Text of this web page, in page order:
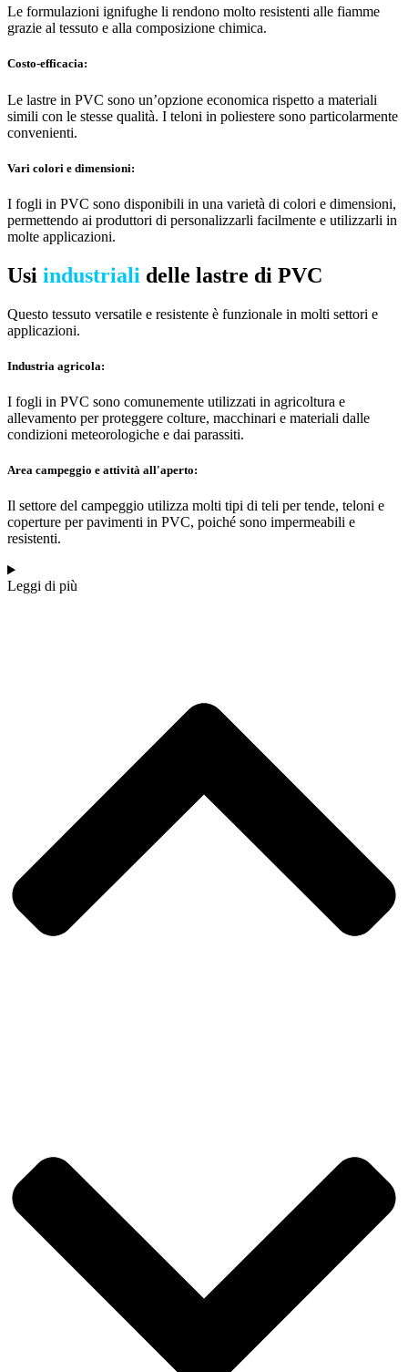
Le formulazioni ignifughe li rendono molto resistenti alle fiamme
grazie al tessuto e alla composizione chimica.
Costo-efficacia:
Le lastre in PVC sono un’opzione economica rispetto a materiali
simili con le stesse qualità. I teloni in poliestere sono particolarmente
convenienti.
Vari colori e dimensioni:
I fogli in PVC sono disponibili in una varietà di colori e dimensioni,
permettendo ai produttori di personalizzarli facilmente e utilizzarli in
molte applicazioni.
Usi industriali delle lastre di PVC
Questo tessuto versatile e resistente è funzionale in molti settori e
applicazioni.
Industria agricola:
I fogli in PVC sono comunemente utilizzati in agricoltura e
allevamento per proteggere colture, macchinari e materiali dalle
condizioni meteorologiche e dai parassiti.
Area campeggio e attività all'aperto:
Il settore del campeggio utilizza molti tipi di teli per tende, teloni e
coperture per pavimenti in PVC, poiché sono impermeabili e
resistenti.
Leggi di più